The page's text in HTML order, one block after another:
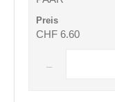
CHF 6.60